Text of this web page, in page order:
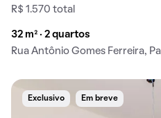
R$ 1.570 total
32 m² · 2 quartos
Rua Antônio Gomes Ferreira,
Exclusivo Em breve